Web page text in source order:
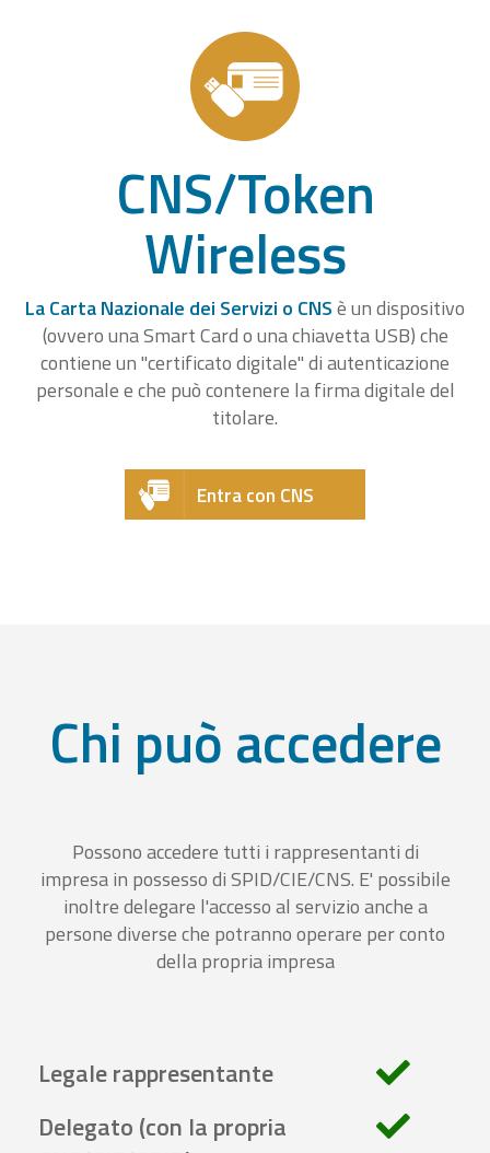
CNS/Token
Wireless
La Carta Nazionale dei Servizi o CNSè un dispositivo
(ovvero una Smart Card o una chiavetta USB) che
contiene un "certificato digitale" di autenticazione
personale e che può contenere la firma digitale del
titolare.
Entra con CNS
Chi può accedere
Possono accedere tutti i rappresentanti di
impresa in possesso di SPID/CIE/CNS. E' possibile
inoltre delegare l'accesso al servizio anche a
persone diverse che potranno operare per conto
della propria impresa
Legale rappresentante
Delegato (con la propria